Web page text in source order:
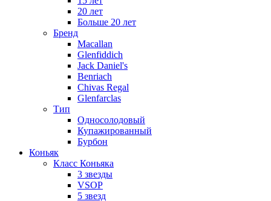
20 лет
Больше 20 лет
Бренд
Macallan
Glenfiddich
Jack Daniel's
Benriach
Chivas Regal
Glenfarclas
Тип
Односолодовый
Купажированный
Бурбон
Коньяк
Класс Коньяка
3 звезды
VSOP
5 звезд